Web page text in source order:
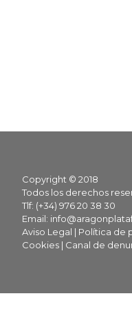
Footer
Copyright © 2018
Todos los derechos
Tlf: (+34) 976 20 38 30
Email:
Aviso Legal | Política de
Cookies | Canal de